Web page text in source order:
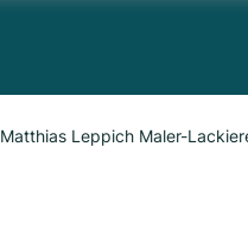
Matthias Leppich Maler-